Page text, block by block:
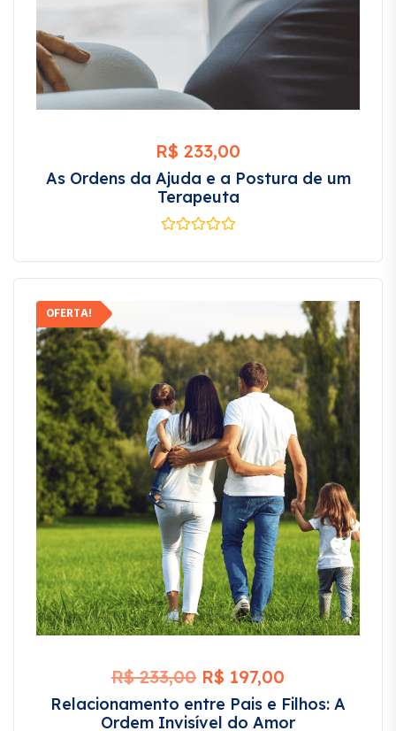
R$ 233,00
As Ordens da Ajuda e a Postura de um
Terapeuta
OFERTA!
R$233,00 R$ 197,00
Relacionamento entre Pais e Filhos: A
Ordem Invisível do Amor